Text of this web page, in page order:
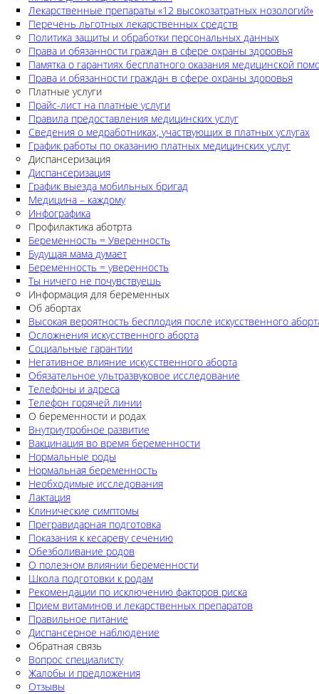
Лекарственные препараты «12 высокозатратных нозологий»
Перечень льготных лекарственных средств
Политика защиты и обработки персональных данных
Права и обязанности граждан в сфере охраны здоровья
Памятка о гарантиях бесплатного оказания медицинской
Права и обязанности граждан в сфере охраны здоровья
Платные услуги
Прайс-лист на платные услуги
Правила предоставления медицинских услуг
Сведения о медработниках, участвующих в платных услугах
График работы по оказанию платных медицинских услуг
Диспансеризация
Диспансеризация
График выезда мобильных бригад
Медицина – каждому
Инфографика
Профилактика аботрта
Беременность = Уверенность
Будущая мама думает
Беременность = уверенность
Ты ничего не почувствуешь
Информация для беременных
Об абортах
Высокая вероятность бесплодия после искусственного
Осложнения искусственного аборта
Социальные гарантии
Негативное влияние искусственного аборта
Обязательное ультразвуковое исследование
Телефоны и адреса
Телефон горячей линии
О беременности и родах
Внутриутробное развитие
Вакцинация во время беременности
Нормальные роды
Нормальная беременность
Необходимые исследования
Лактация
Клинические симптомы
Прегравидарная подготовка
Показания к кесареву сечению
Обезболивание родов
О полезном влиянии беременности
Школа подготовки к родам
Рекомендации по исключению факторов риска
Прием витаминов и лекарственных препаратов
Правильное питание
Диспансерное наблюдение
Обратная связь
Вопрос специалисту
Жалобы и предложения
Отзывы